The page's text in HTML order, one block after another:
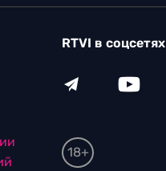
RTVI в соцсетях
18+